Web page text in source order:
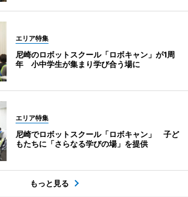
エリア特集
尼崎のロボットスクール「ロボキャン」が1周
年 小中学生が集まり学び合う場に
エリア特集
尼崎でロボットスクール「ロボキャン」 子ど
もたちに「さらなる学びの場」を提供
もっと見る